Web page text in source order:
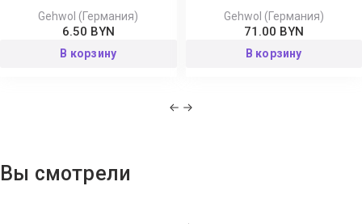
Camphor, Lavandula Angustifolia (Lavender) Oil, Triethylene Glycol,
Rosmarinus Officinalis (Rosemary) Leaf Oil, Pinus Mugo (Pine) Leaf
Oil, Lavandula Hybrida (Lavandin) Herb Oil, Thymol, Eucalyptus
Gehwol (Германия)
6.50 BYN
В корзину
Gehwol (Германия)
71.00 BYN
В корзину
Вы смотрели